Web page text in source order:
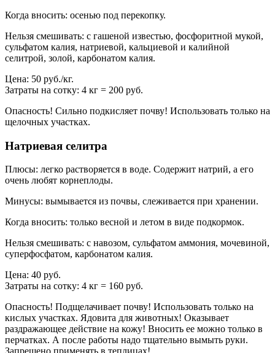
Когда вносить: осенью под перекопку.
Нельзя смешивать: с гашеной известью, фосфоритной мукой,
сульфатом калия, натриевой, кальциевой и калийной
селитрой, золой, карбонатом калия.
Цена: 50 руб./кг.
Затраты на сотку: 4 кг = 200 руб.
Опасность! Сильно подкисляет почву! Использовать только на
щелочных участках.
Натриевая селитра
Плюсы: легко растворяется в воде. Содержит натрий, а его
очень любят корнеплоды.
Минусы: вымывается из почвы, слеживается при хранении.
Когда вносить: только весной и летом в виде подкормок.
Нельзя смешивать: с навозом, сульфатом аммония, мочевиной,
суперфосфатом, карбонатом калия.
Цена: 40 руб.
Затраты на сотку: 4 кг = 160 руб.
Опасность! Подщелачивает почву! Использовать только на
кислых участках. Ядовита для животных! Оказывает
раздражающее действие на кожу! Вносить ее можно только в
перчатках. А после работы надо тщательно вымыть руки.